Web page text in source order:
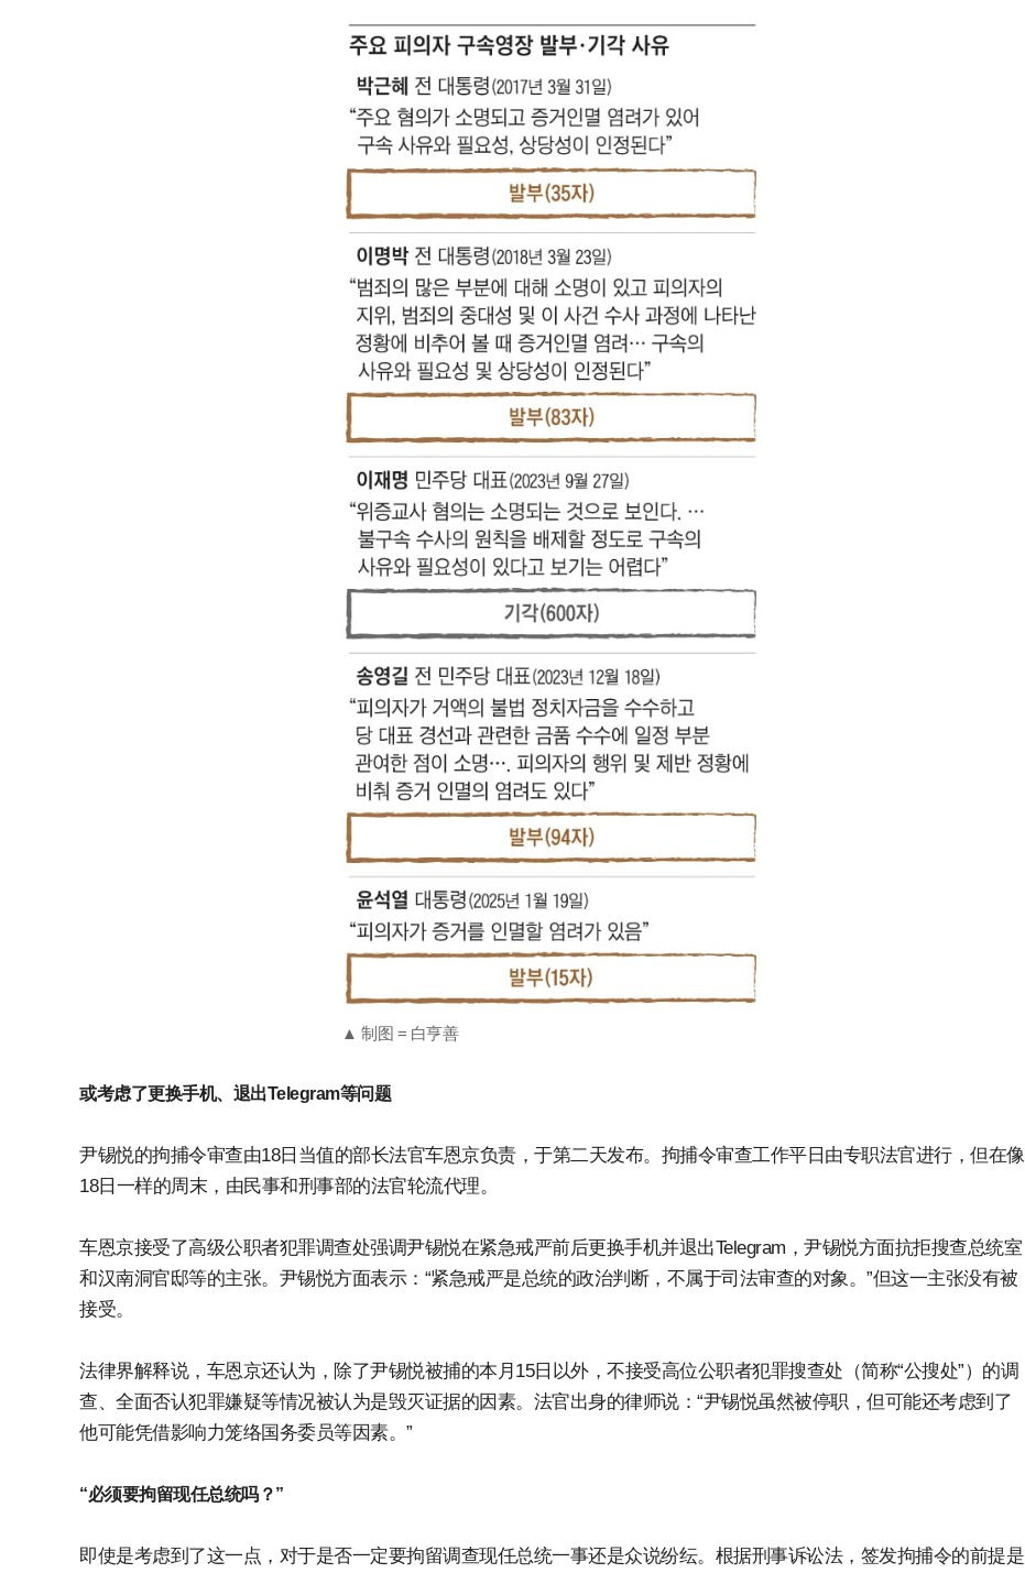
▲ 制图 = 白亨善
或考虑了更换手机、退出Telegram等问题
尹锡悦的拘捕令审查由18日当值的部长法官车恩京负责，于第二天发布。拘捕令审查工作平日由专职法官进行，但在像
18日一样的周末，由民事和刑事部的法官轮流代理。
车恩京接受了高级公职者犯罪调查处强调尹锡悦在紧急戒严前后更换手机并退出Telegram，尹锡悦方面抗拒搜查总统室
和汉南洞官邸等的主张。尹锡悦方面表示：“紧急戒严是总统的政治判断，不属于司法审查的对象。”但这一主张没有被
接受。
法律界解释说，车恩京还认为，除了尹锡悦被捕的本月15日以外，不接受高位公职者犯罪搜查处（简称“公搜处”）的调
查、全面否认犯罪嫌疑等情况被认为是毁灭证据的因素。法官出身的律师说：“尹锡悦虽然被停职，但可能还考虑到了
他可能凭借影响力笼络国务委员等因素。”
“必须要拘留现任总统吗？”
即使是考虑到了这一点，对于是否一定要拘留调查现任总统一事还是众说纷纭。根据刑事诉讼法，签发拘捕令的前提是